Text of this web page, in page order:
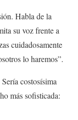
Habla de la
su voz frente a
cuidadosamente
lo haremos”.
costosísima
más sofisticada: